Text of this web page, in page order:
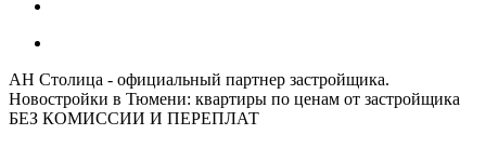
АН Столица - официальный партнер застройщика.
Новостройки в Тюмени: квартиры по ценам от застройщика
БЕЗ КОМИССИИ И ПЕРЕПЛАТ